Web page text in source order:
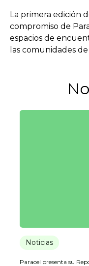
La primera edición
compromiso de
espacios de
las comunidades
Noticias
Paracel presenta su